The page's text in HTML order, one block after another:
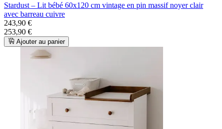
Stardust – Lit bébé 60x120 cm vintage en pin massif noyer clair
avec barreau cuivre
243,90 €
253,90 €
Ajouter au panier